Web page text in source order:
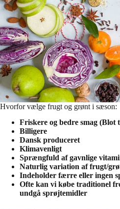
Hvorfor vælge frugt og grønt i sæson:
Friskere og bedre smag
Billigere
Dansk produceret
Klimavenligt
Sprængfuld af gavnlige
Naturlig variation af frugt/
Indeholder færre eller ingen
Ofte kan vi købe traditionel
undgå sprøjtemidler